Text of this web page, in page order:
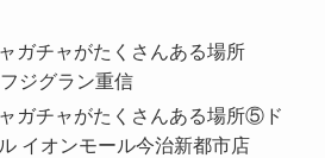
ガチャがたくさんある場所
ジグラン重信
ガチャがたくさんある場所⑤ド
イオンモール今治新都市店